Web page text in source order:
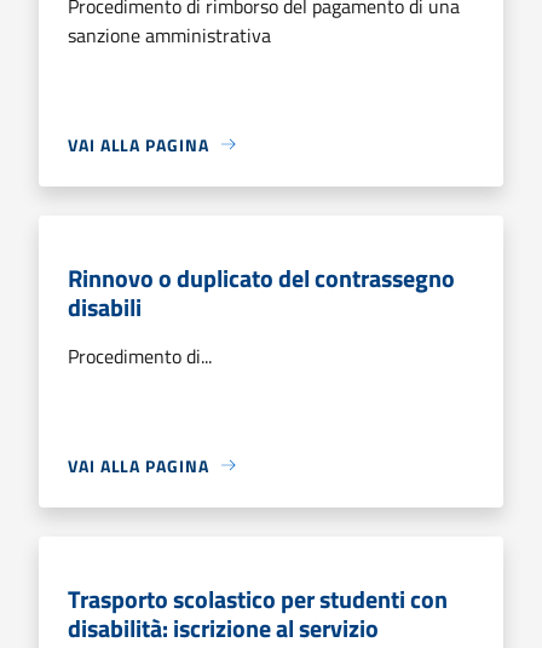
sanzione amministrativa
VAI ALLA PAGINA
Rinnovo o duplicato del contrassegno
disabili
Procedimento di...
VAI ALLA PAGINA
Trasporto scolastico per studenti con
disabilità: iscrizione al servizio